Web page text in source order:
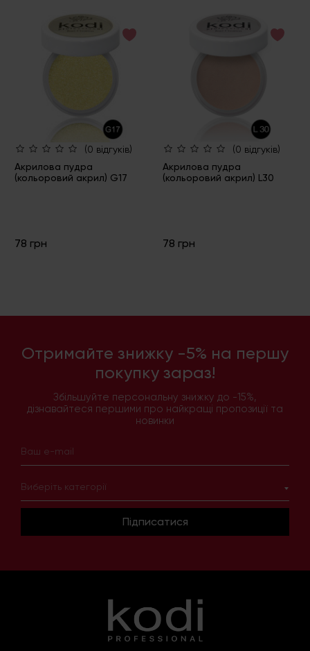
(0 відгуків)
Акрилова пудра
(кольоровий акрил) G17
78 грн
(0 відгуків)
Акрилова пудра
(кольоровий акрил) L30
78 грн
Отримайте знижку -5% на першу
покупку зараз!
Збільшуйте персональну знижку до -15%,
дізнавайтеся першими про найкращі пропозиції та
новинки
Виберіть категорії
Підписатися